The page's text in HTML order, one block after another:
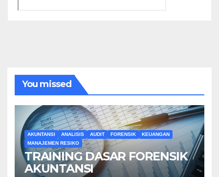
You missed
AKUNTANSI ANALISIS AUDIT FORENSIK
KEUANGAN
MANAJEMEN RESIKO
TRAINING DASAR FORENSIK
AKUNTANSI